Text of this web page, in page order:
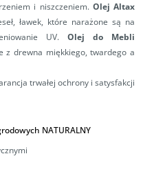
i niszczeniem. Olej Altax
ławek, które narażone są na
UV. Olej do Mebli
z drewna miękkiego, twardego a
trwałej ochrony i satysfakcji
NATURALNY